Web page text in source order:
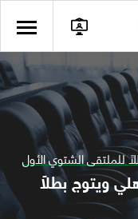
للملتقى الشتوي الأول
ويتوج بطلاً